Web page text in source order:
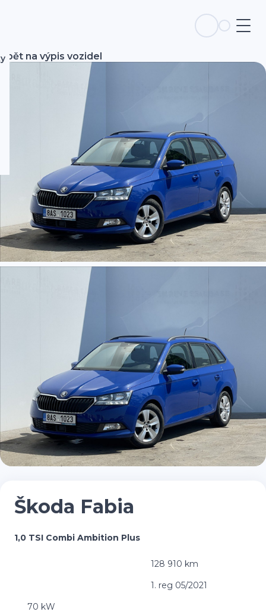
Zpět na výpis vozidel
Škoda Fabia
1,0 TSI Combi Ambition Plus
128 910 km
1. reg 05/2021
70 kW